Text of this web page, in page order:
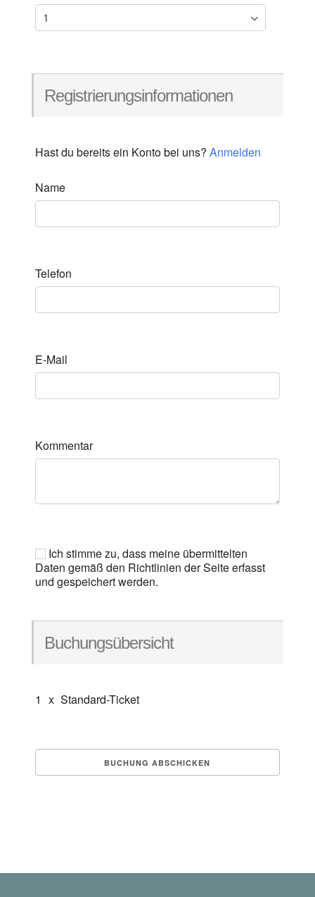
Registrierungsinformationen
Hast du bereits ein Konto bei uns? Anmelden
Name
Telefon
E-Mail
Kommentar
Ich stimme zu, dass meine übermittelten
Daten gemäß den Richtlinien der Seite erfasst
und gespeichert werden.
Buchungsübersicht
1 x Standard-Ticket